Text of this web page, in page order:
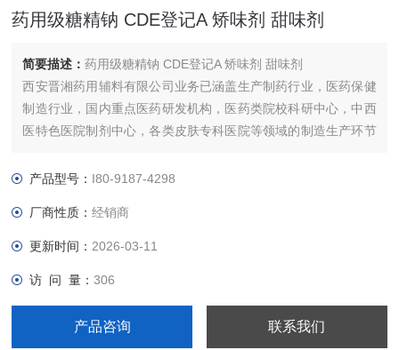
药用级糖精钠 CDE登记A 矫味剂 甜味剂
简要描述：药用级糖精钠 CDE登记A 矫味剂 甜味剂
西安晋湘药用辅料有限公司业务已涵盖生产制药行业，医药保健
制造行业，国内重点医药研发机构，医药类院校科研中心，中西
医特色医院制剂中心，各类皮肤专科医院等领域的制造生产环节
工，农业等领域客户提供更多优质的货源。热忱欢迎全国各领域
产品型号： I80-9187-4298
厂商性质：经销商
更新时间： 2026-03-11
访 问 量：306
产品咨询 联系我们